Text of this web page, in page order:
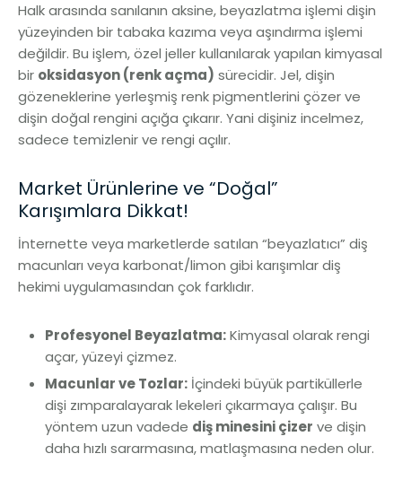
Halk arasında sanılanın aksine, beyazlatma işlemi dişin
yüzeyinden bir tabaka kazıma veya aşındırma işlemi
değildir. Bu işlem, özel jeller kullanılarak yapılan kimyasal
bir oksidasyon (renk açma) sürecidir. Jel, dişin
gözeneklerine yerleşmiş renk pigmentlerini çözer ve
dişin doğal rengini açığa çıkarır. Yani dişiniz incelmez,
sadece temizlenir ve rengi açılır.
Market Ürünlerine ve “Doğal”
Karışımlara Dikkat!
İnternette veya marketlerde satılan “beyazlatıcı” diş
macunları veya karbonat/limon gibi karışımlar diş
hekimi uygulamasından çok farklıdır.
Profesyonel Beyazlatma:Kimyasal olarak rengi
açar, yüzeyi çizmez.
Macunlar ve Tozlar: İçindeki büyük partiküllerle
dişi zımparalayarak lekeleri çıkarmaya çalışır. Bu
yöntem uzun vadede diş minesini çizer ve dişin
daha hızlı sararmasına, matlaşmasına neden olur.